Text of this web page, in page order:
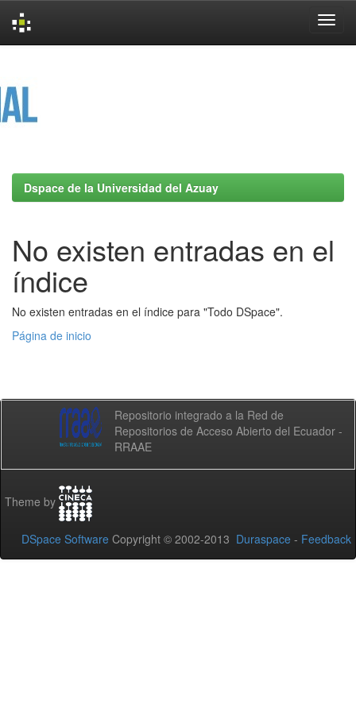
Dspace de la Universidad del Azuay
No existen entradas en el
índice
No existen entradas en el índice para "Todo DSpace".
Página de inicio
Repositorio integrado a la Red de
Repositorios de Acceso Abierto del Ecuador -
RRAAE
Theme by
DSpace Software Copyright © 2002-2013 Duraspace - Feedback